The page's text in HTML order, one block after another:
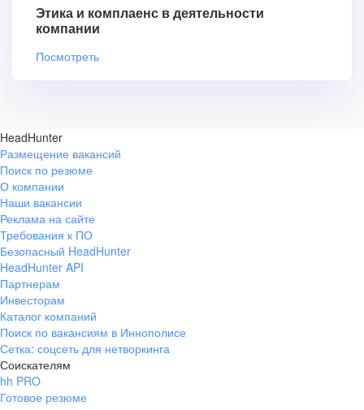
Этика и комплаенс в деятельности
компании
Посмотреть
HeadHunter
Размещение вакансий
Поиск по резюме
О компании
Наши вакансии
Реклама на сайте
Требования к ПО
Безопасный HeadHunter
HeadHunter API
Партнерам
Инвесторам
Каталог компаний
Поиск по вакансиям в Иннополисе
Сетка: соцсеть для нетворкинга
Соискателям
hh PRO
Готовое резюме